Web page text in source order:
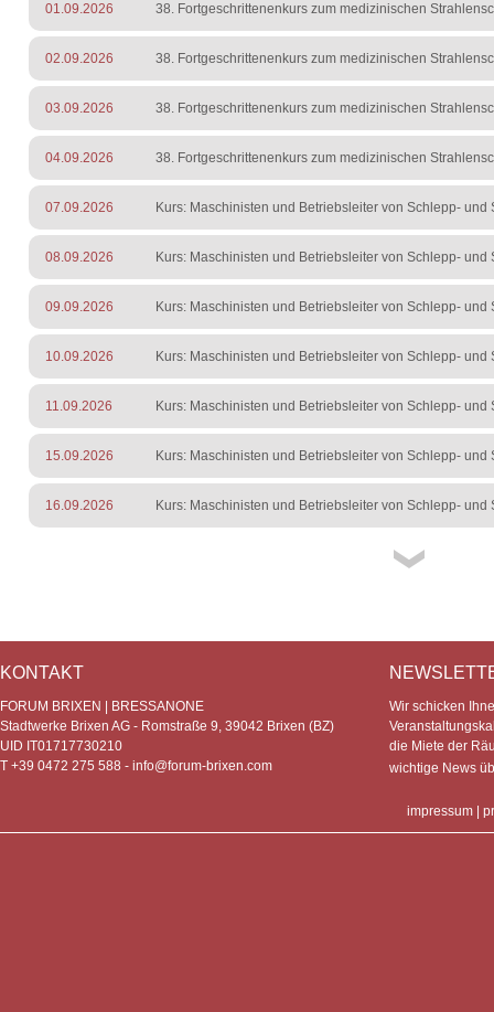
01.09.2026 38. Fortgeschrittenenkurs zum medizinischen
02.09.2026 38. Fortgeschrittenenkurs zum medizinischen
03.09.2026 38. Fortgeschrittenenkurs zum medizinischen
04.09.2026 38. Fortgeschrittenenkurs zum medizinischen
07.09.2026 Kurs: Maschinisten und Betriebsleiter von Schlepp- und
08.09.2026 Kurs: Maschinisten und Betriebsleiter von Schlepp- und
09.09.2026 Kurs: Maschinisten und Betriebsleiter von Schlepp- und
10.09.2026 Kurs: Maschinisten und Betriebsleiter von Schlepp- und
11.09.2026 Kurs: Maschinisten und Betriebsleiter von Schlepp- und
15.09.2026 Kurs: Maschinisten und Betriebsleiter von Schlepp- und
16.09.2026 Kurs: Maschinisten und Betriebsleiter von Schlepp- und
KONTAKT
FORUM BRIXEN | BRESSANONE
Stadtwerke Brixen AG - Romstraße 9, 39042 Brixen (BZ)
UID IT01717730210
T +39 0472 275 588 - info@forum-brixen.com
Wir schicken
die Miete der
wichtige News
impressum